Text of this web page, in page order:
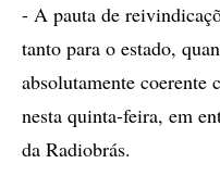
- A pauta de
tanto para o estado,
absolutamente coerente
nesta quinta-feira, em
da Radiobrás.